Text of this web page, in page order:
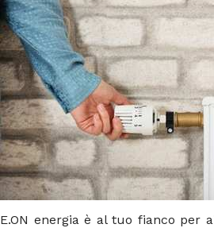
E.ON energia è al tuo fianco per